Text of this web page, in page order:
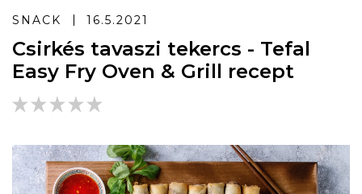
SNACK 16.5.2021
Csirkés tavaszi tekercs - Tefal
Easy Fry Oven & Grill recept